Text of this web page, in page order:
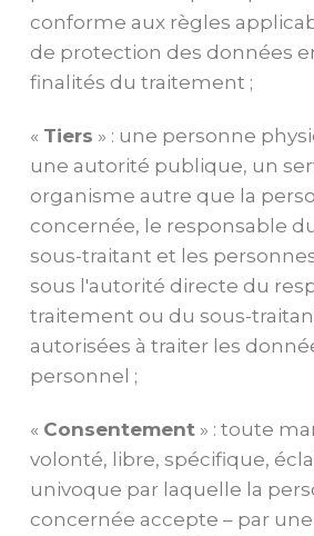
conforme aux règles
de protection des données
finalités du traitement ;
« Tiers » : une personne
une autorité publique, un
organisme autre que la
concernée, le responsable
sous-traitant et les
sous l'autorité directe du
traitement ou du sous-
autorisées à traiter les
personnel ;
« Consentement» : toute
volonté, libre, spécifique,
univoque par laquelle la
concernée accepte – par